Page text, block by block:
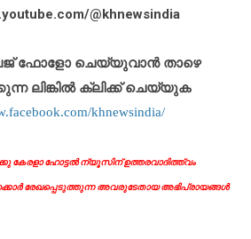
@khnewsindia
ഫോളോ ചെയ്യുവാൻ താഴെ
ലിങ്കിൽ ക്ലിക്ക് ചെയ്യുക
khnewsindia/
ഹോട്ടൽ ന്യൂസിന് ഉത്തരവാദിത്ത്വം
രേഖപ്പെടുത്തുന്ന അവരുടേതായ അഭിപ്രായങ്ങൾ